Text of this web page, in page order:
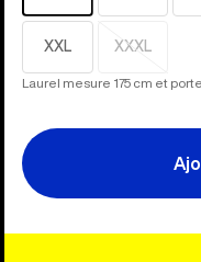
XXL XXXL
Épuisé
Laurel mesure 175 cm et